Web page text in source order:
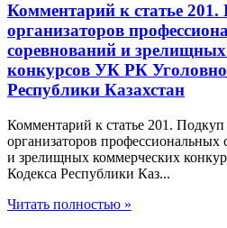
Комментарий к статье
организаторов
соревнований и
конкурсов УК РК
Республики Казахстан
Комментарий к статье 201. Подкуп
организаторов
и зрелищных коммерческих
Кодекса Республики Каз...
Читать полностью »